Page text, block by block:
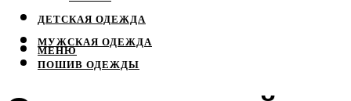
ДЕТСКАЯ ОДЕЖДА
МУЖСКАЯ ОДЕЖДА
ПОШИВ ОДЕЖДЫ
МЕНЮ